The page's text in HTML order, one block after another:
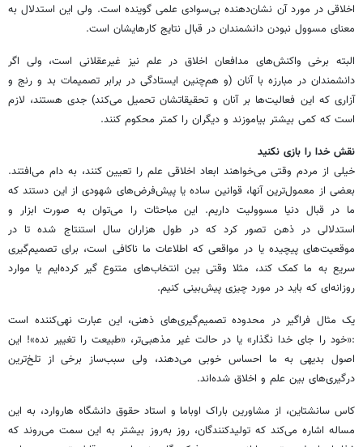
اخلاقی در مورد آن نشان‌دهنده بی‌سوادی علمی گوینده است. ولی این استدلال به
معنای مسوول نبودن دانشمندان در قبال نتایج کارهایشان است.
البته برخی واکنش‌های مدافعان اخلاق در علم نیز غیرعقلانی است، ولی اگر
دانشمندان در مبارزه با آنان (و هم‌چنین ایستادگی در برابر تصمیمات بد و رنج و
آزاری که این فعالیت‌ها بر آنان و تحقیقاتشان تحمیل می‌کند) جدی هستند، لازم
است که کمی بیشتر بیاموزند و دیگران را کمتر محکوم کنند.
نقش خدا را بازی نکنید
خیلی از مردم وقتی می‌خواهند ابعاد اخلاقی علم را تعیین کنند، به دام می‌افتند.
بعضی از معمول‌ترین آنها، قوانین ساده یا پیش‌فرض‌های شهودی از این دستند که
ما در قبال دنیا مسوولیت داریم. این مباحثات را می‌توان به صورت ابزار و
استدلالی در ذهن تصور کرد که در طول هزاران سال استنتاج شده تا در
موقعیت‌های پیچیده یا در مواقعی که اطلاعات ما ناکافی است، برای تصمیم‌گیری
سریع به ما کمک کند، مثلا وقتی بین انتخاب‌های متنوع گیر کرده‌ایم یا موارد
روزانه‌ای که باید در مورد چیزی پیش‌بینی کنیم.
یک مثال فراگیر در محدوده تصمیم‌گیری‌های ذهنی، این عبارت نهی‌کننده است
:«خود را جای خدا نگذار» یا در حالت غیر مذهبی‌تر، «طبیعت را تغییر نده»! این
اصول بدیهی به ما احساس خوبی می‌دهند، ولی سبب‌ساز برخی از تلخ‌ترین
درگیری‌های بین علم و اخلاق شده‌اند.
کاس سانشتاین، از مشاورین باراک اوباما و استاد حقوق دانشگاه هاروارد، به این
مساله اشاره می‌کند که تولیدکنندگان، روز به‌روز بیشتر به این سمت می‌روند که